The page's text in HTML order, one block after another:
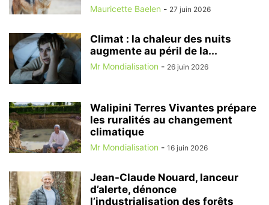
Mauricette Baelen - 27 juin 2026
Climat : la chaleur des nuits
augmente au péril de la...
Mr Mondialisation - 26 juin 2026
Walipini Terres Vivantes prépare
les ruralités au changement
climatique
Mr Mondialisation - 16 juin 2026
Jean-Claude Nouard, lanceur
d’alerte, dénonce
l’industrialisation des forêts